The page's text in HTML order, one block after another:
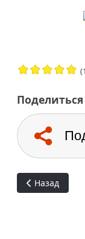
Предыдущий:
Назад